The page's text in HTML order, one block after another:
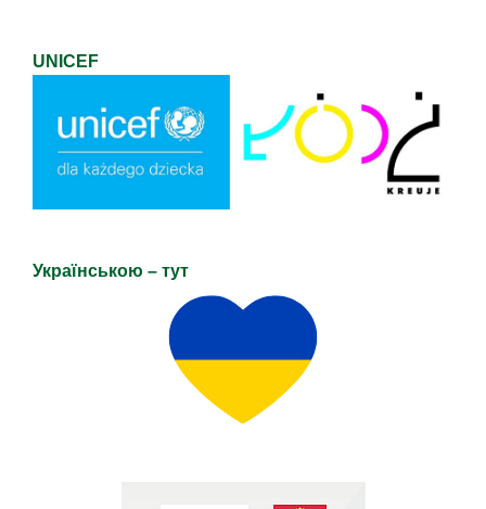
UNICEF
Українською – тут